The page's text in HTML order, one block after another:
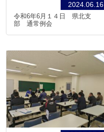
2024.06.16
令和6年6月１４日 県北支
部 通常例会